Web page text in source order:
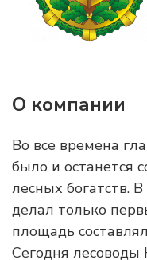
О компании
Во все времена
было и останется
лесных богатств.
делал только
площадь
Сегодня